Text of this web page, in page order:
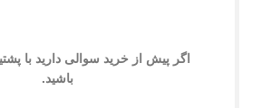
اگر پیش از خرید سوالی دارید با
باشید.